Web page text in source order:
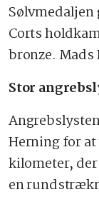
Corts
bronze.
Stor
Herning for
kilometer,
en